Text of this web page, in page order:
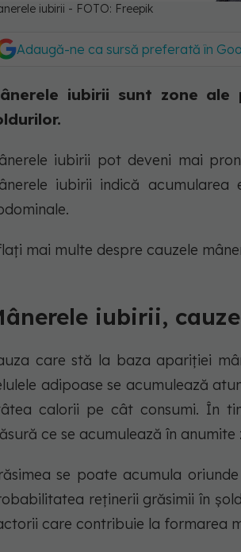
iubirii - FOTO: Freepik
Adaugă-ne ca sursă preferată în
iubirii sunt zone
iubirii pot deveni mai
iubirii indică
mai multe despre cauzele
iubirii, cauze
care stă la baza apariției
adipoase se acumulează
calorii pe cât consumi. În
ce se acumulează în
se poate acumula
reținerii grăsimii în
care contribuie la formarea